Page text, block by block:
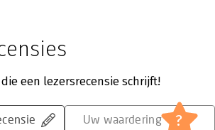
een lezersrecensie schrijft!
Uw waardering ?